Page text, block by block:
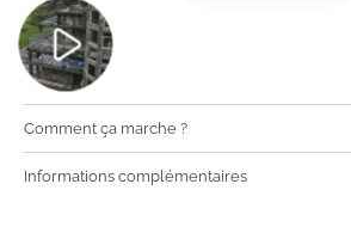
Comment ça marche ?
Informations complémentaires